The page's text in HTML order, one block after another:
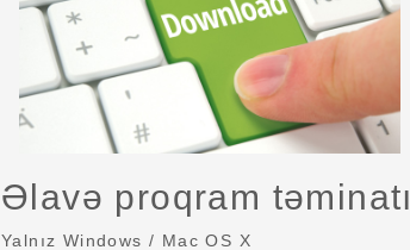
Əlavə proqram təminatı
Yalnız Windows / Mac OS X